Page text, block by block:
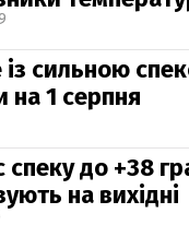
із сильною
на 1 серпня
до +38
на вихідні